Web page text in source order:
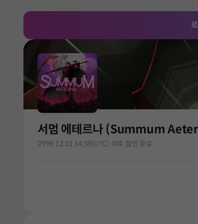
서멈 에테르나 (Summum
2999.12.31 14:59(UTC) 이후 할인 종료